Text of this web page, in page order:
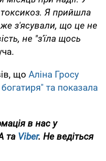
Я прийшла
з'ясували, що це не
не "з'їла щось
що Аліна Гросу
та показала
в нас у
та Viber. Не ведіться